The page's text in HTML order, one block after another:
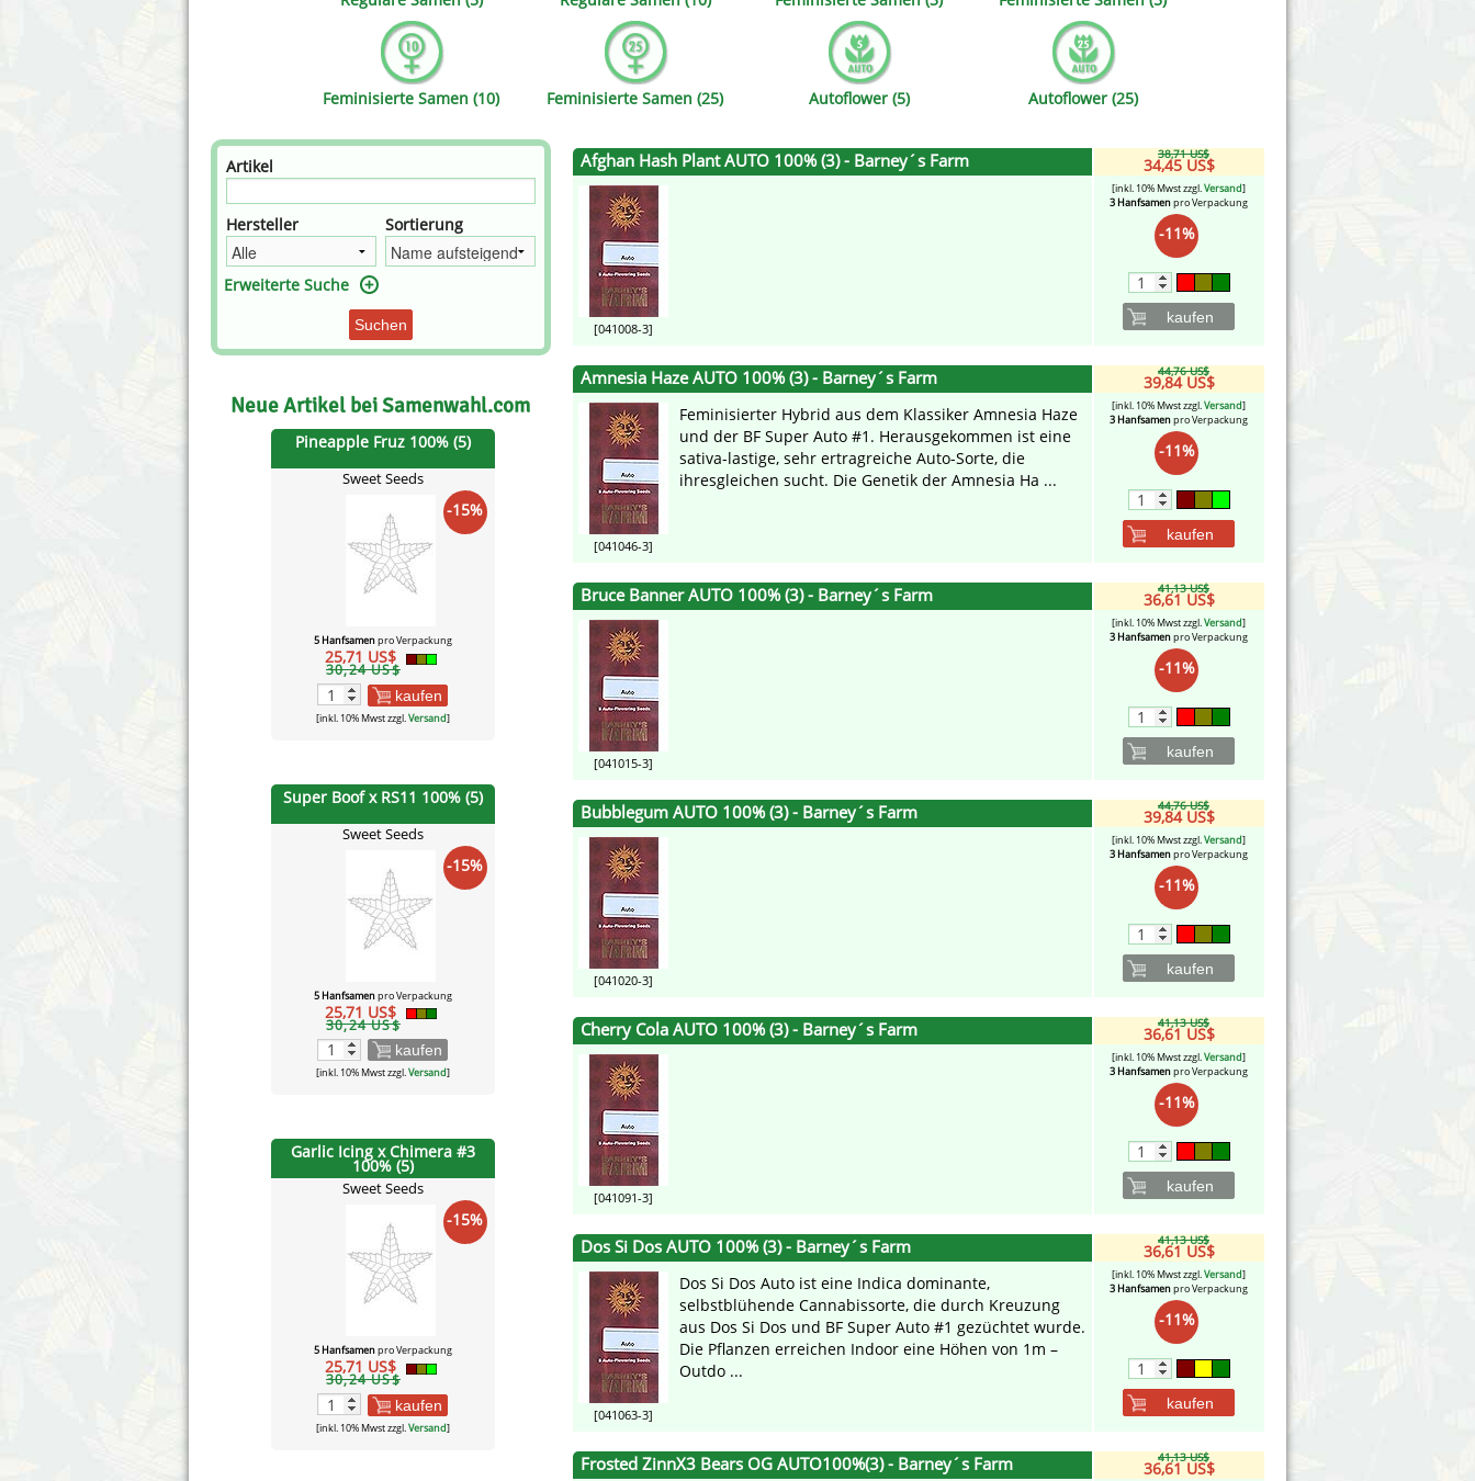
Bulk Seed Bank
Bulldog Seeds
Cannabella Genetics
Female Seeds
House of the Great Gardener
Mandala
Ministry of Cannabis
Paradise Seeds
Philosopher Seeds
Seed Stockers
Seedy Simon
Söllner - Vadda's Marijuanabam
Victory Seeds
Vision Seeds
World of Seeds
CBD Nutzhanfsamen
Feminisierte Samen (10) Feminisierte Samen (25) Autoflower (5) Autoflower (25)
Artikel
Hersteller Sortierung
Erweiterte Suche
Suchen
Neue Artikel bei Samenwahl.com
Pineapple Fruz 100% (5)
Sweet Seeds
-15%
5 Hanfsamenpro Verpackung
25,71 US$
30,24 US$
kaufen
[inkl. 10% Mwst zzgl.Versand]
Super Boof x RS11 100% (5)
Sweet Seeds
-15%
5 Hanfsamenpro Verpackung
25,71 US$
30,24 US$
kaufen
[inkl. 10% Mwst zzgl.Versand]
Garlic Icing x Chimera #3
100% (5)
Sweet Seeds
-15%
5 Hanfsamenpro Verpackung
25,71 US$
30,24 US$
kaufen
[inkl. 10% Mwst zzgl.Versand]
Afghan Hash Plant AUTO 100% (3) - Barney´s Farm
[041008-3]
38,71 US$
34,45 US$
[inkl. 10% Mwst zzgl.Versand]
3 Hanfsamenpro Verpackung
-11%
kaufen
Amnesia Haze AUTO 100% (3) - Barney´s Farm
[041046-3]
Feminisierter Hybrid aus dem Klassiker Amnesia Haze
und der BF Super Auto #1. Herausgekommen ist eine
sativa-lastige, sehr ertragreiche Auto-Sorte, die
ihresgleichen sucht. Die Genetik der Amnesia Ha ...
44,76 US$
39,84 US$
[inkl. 10% Mwst zzgl.Versand]
3 Hanfsamenpro Verpackung
-11%
kaufen
Bruce Banner AUTO 100% (3) - Barney´s Farm
[041015-3]
41,13 US$
36,61 US$
[inkl. 10% Mwst zzgl.Versand]
3 Hanfsamenpro Verpackung
-11%
kaufen
Bubblegum AUTO 100% (3) - Barney´s Farm
[041020-3]
44,76 US$
39,84 US$
[inkl. 10% Mwst zzgl.Versand]
3 Hanfsamenpro Verpackung
-11%
kaufen
Cherry Cola AUTO 100% (3) - Barney´s Farm
[041091-3]
41,13 US$
36,61 US$
[inkl. 10% Mwst zzgl.Versand]
3 Hanfsamenpro Verpackung
-11%
kaufen
Dos Si Dos AUTO 100% (3) - Barney´s Farm
[041063-3]
Dos Si Dos Auto ist eine Indica dominante,
selbstblühende Cannabissorte, die durch Kreuzung
aus Dos Si Dos und BF Super Auto #1 gezüchtet wurde.
Die Pflanzen erreichen Indoor eine Höhen von 1m –
Outdo ...
41,13 US$
36,61 US$
[inkl. 10% Mwst zzgl.Versand]
3 Hanfsamenpro Verpackung
-11%
kaufen
Frosted ZinnX3 Bears OG AUTO100%(3) - Barney´s Farm 41,13 US$
36,61 US$